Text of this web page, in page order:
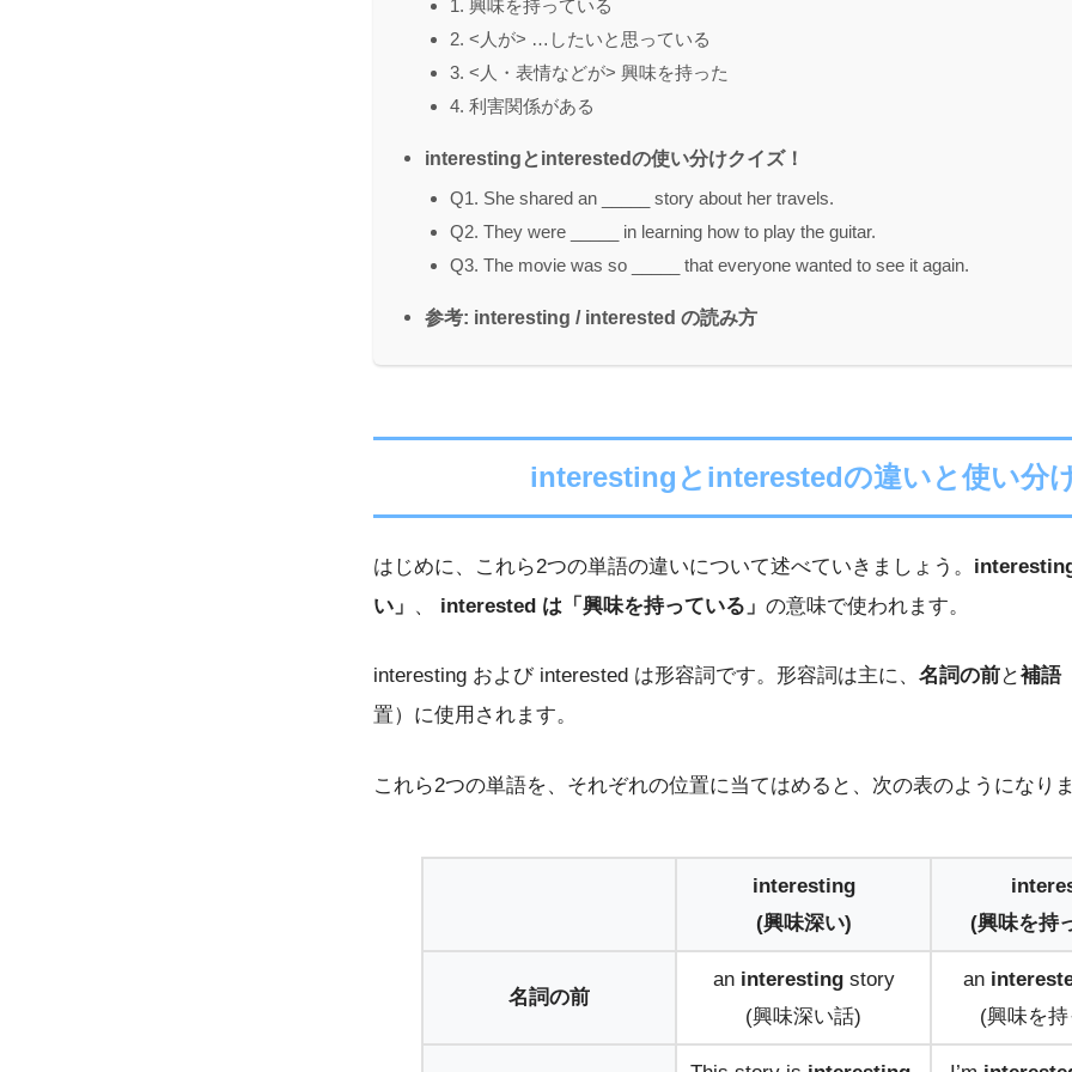
1. 興味を持っている
2. <人が> …したいと思っている
3. <人・表情などが> 興味を持った
4. 利害関係がある
interestingとinterestedの使い分けクイズ！
Q1. She shared an _____ story about her travels.
Q2. They were _____ in learning how to play the guitar.
Q3. The movie was so _____ that everyone wanted to see it again.
参考: interesting / interested の読み方
interestingとinterestedの違いと使い分
はじめに、これら2つの単語の違いについて述べていきましょう。
い 」 、 interested は「興味を持っている 」 の意味で使われます。
interesting および interested は形容詞です。形容詞は主に、 名詞の前と補語
置）に使用されます。
これら2つの単語を、それぞれの位置に当てはめると、次の表のようになり
interesting
(興味深い)
(興味を持
名詞の前
an interestingstory
(興味深い話)
an
(興味を